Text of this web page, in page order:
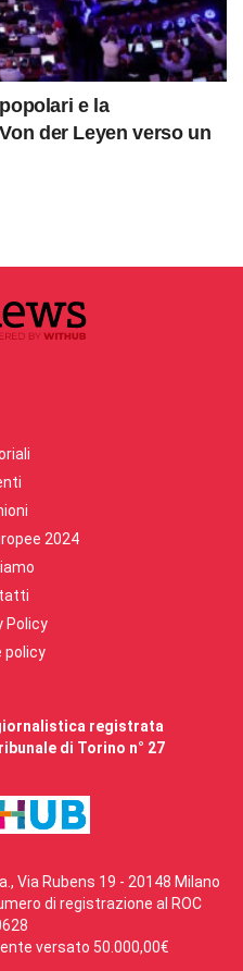
e la
der Leyen verso un
2024
Policy
policy
registrata
di Torino n° 27
Via Rubens 19 - 20148 Milano
di registrazione al ROC
versato 50.000,00€